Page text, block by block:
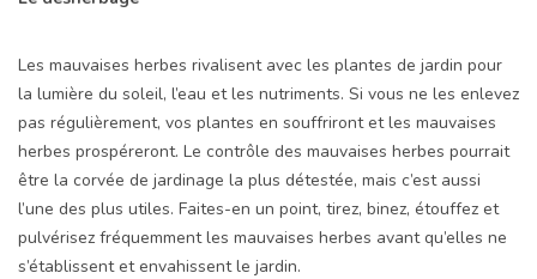
Les mauvaises herbes rivalisent avec les plantes de jardin pour
la lumière du soleil, l’eau et les nutriments. Si vous ne les enlevez
pas régulièrement, vos plantes en souffriront et les mauvaises
herbes prospéreront. Le contrôle des mauvaises herbes pourrait
être la corvée de jardinage la plus détestée, mais c’est aussi
l’une des plus utiles. Faites-en un point, tirez, binez, étouffez et
pulvérisez fréquemment les mauvaises herbes avant qu’elles ne
s’établissent et envahissent le jardin.